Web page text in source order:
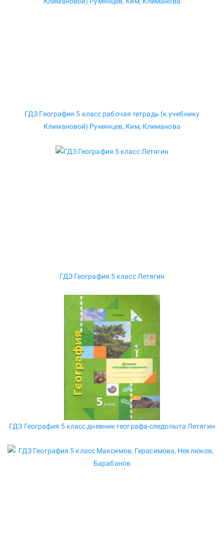
ГДЗ География 5 класс рабочая тетрадь (к учебнику
Климановой) Румянцев, Ким, Климанова
ГДЗ География 5 класс Летягин
ГДЗ География 5 класс дневник географа-следопыта Летягин